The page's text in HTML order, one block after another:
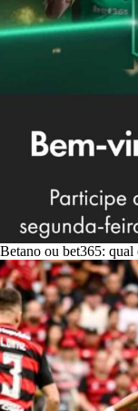
Betano ou bet365: qual